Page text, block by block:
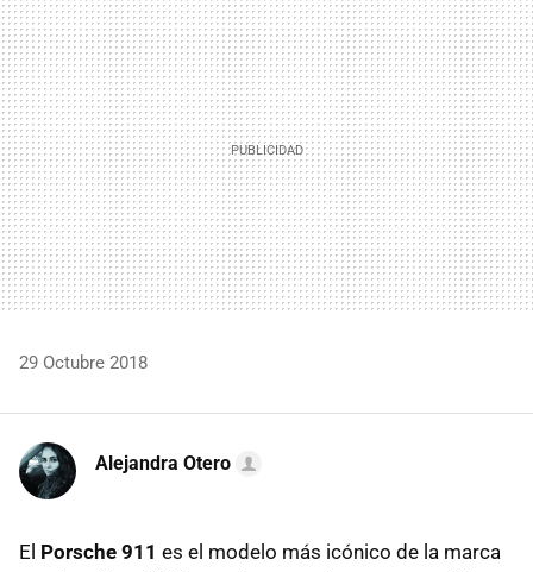
MAIL
29 Octubre 2018
Alejandra Otero
El Porsche 911 es el modelo más icónico de la marca